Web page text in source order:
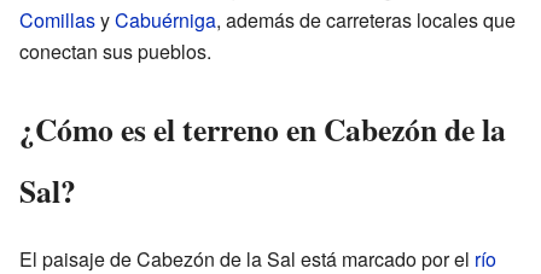
ComillasyCabuérniga, además de carreteras locales que
conectan sus pueblos.
¿Cómo es el terreno en Cabezón de la
Sal?
El paisaje de Cabezón de la Sal está marcado por el río